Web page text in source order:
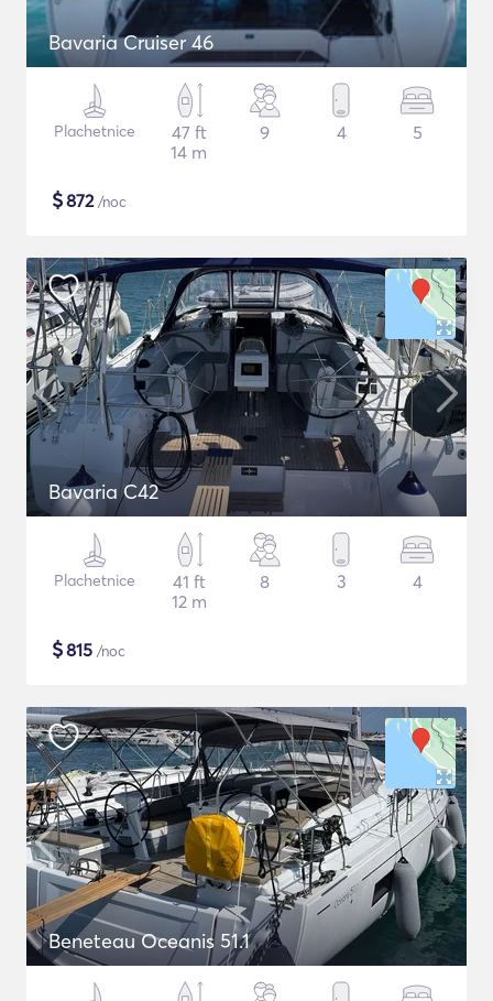
Bavaria Cruiser 46
Plachetnice
47 ft
14 m
9 4 5
$872/noc
Bavaria C42
Plachetnice
41 ft
12 m
8 3 4
$815 /noc
Beneteau Oceanis 51.1